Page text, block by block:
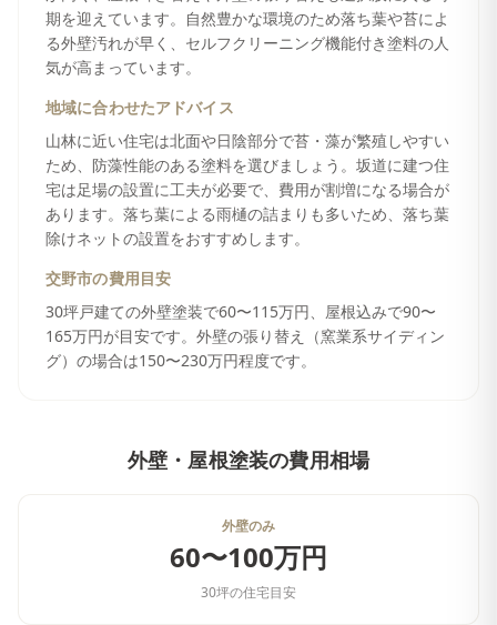
期を迎えています。自然豊かな環境のため落ち葉や苔によ
る外壁汚れが早く、セルフクリーニング機能付き塗料の人
気が高まっています。
地域に合わせたアドバイス
山林に近い住宅は北面や日陰部分で苔・藻が繁殖しやすい
ため、防藻性能のある塗料を選びましょう。坂道に建つ住
宅は足場の設置に工夫が必要で、費用が割増になる場合が
あります。落ち葉による雨樋の詰まりも多いため、落ち葉
除けネットの設置をおすすめします。
交野市の費用目安
30坪戸建ての外壁塗装で60〜115万円、屋根込みで90〜
165万円が目安です。外壁の張り替え（窯業系サイディン
グ）の場合は150〜230万円程度です。
外壁・屋根塗装の費用相場
外壁のみ
60〜100万円
30坪の住宅目安